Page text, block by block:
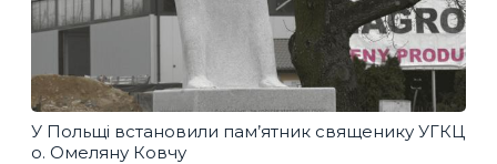
У Польщі встановили пам’ятник священику УГКЦ
о. Омеляну Ковчу